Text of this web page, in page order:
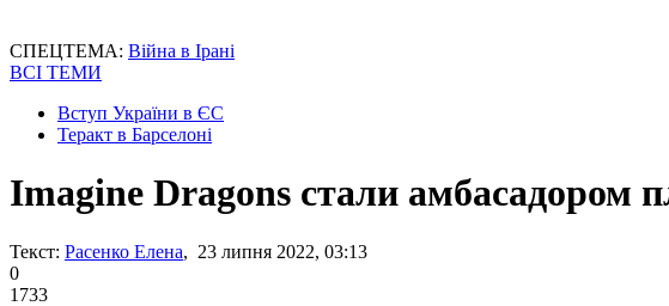
СПЕЦТЕМА: Війна в Ірані
ВСІ ТЕМИ
Вступ України в ЄС
Теракт в Барселоні
Imagine Dragons стали амбасадором
Текст: Расенко Елена, 23 липня 2022, 03:13
0
1733